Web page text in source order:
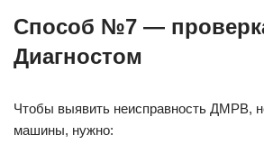
Способ №7 —
Диагностом
Чтобы выявить неисправность ДМРВ,
машины, нужно: